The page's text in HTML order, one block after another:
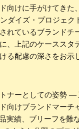
向けに手がけてきた
ダイズ・プロジェク
れているブランドチ
、上記のケーススタ
る配慮の深さをお示
ナーとしての姿勢 —
向けブランドマーチ
実績、ブリーフを難